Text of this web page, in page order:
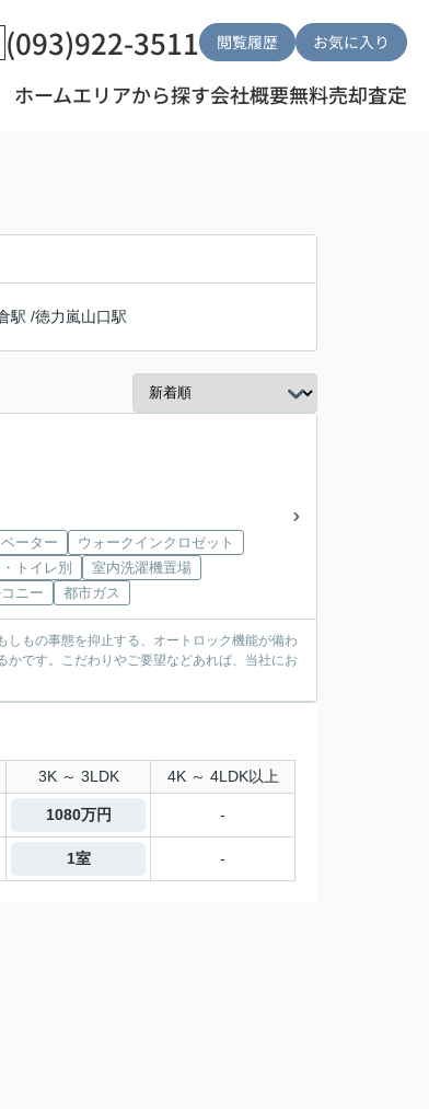
(093)922-3511 閲覧履歴 お気に入り
ホームエリアから探す会社概要無料売却査定
駅 /徳力嵐山口駅
ーター
ウォークインクロゼット
トイレ別
室内洗濯機置場
ニー
都市ガス
もの事態を抑止する、オートロック機能が備わ
です。こだわりやご要望などあれば、当社にお
3K ～ 3LDK 4K ～ 4LDK以上
1080万円 -
1室 -